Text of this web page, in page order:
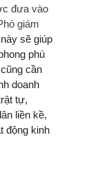
đưa vào
giám
sẽ giúp
phú
cần
doanh
tự,
liền kề,
động kinh